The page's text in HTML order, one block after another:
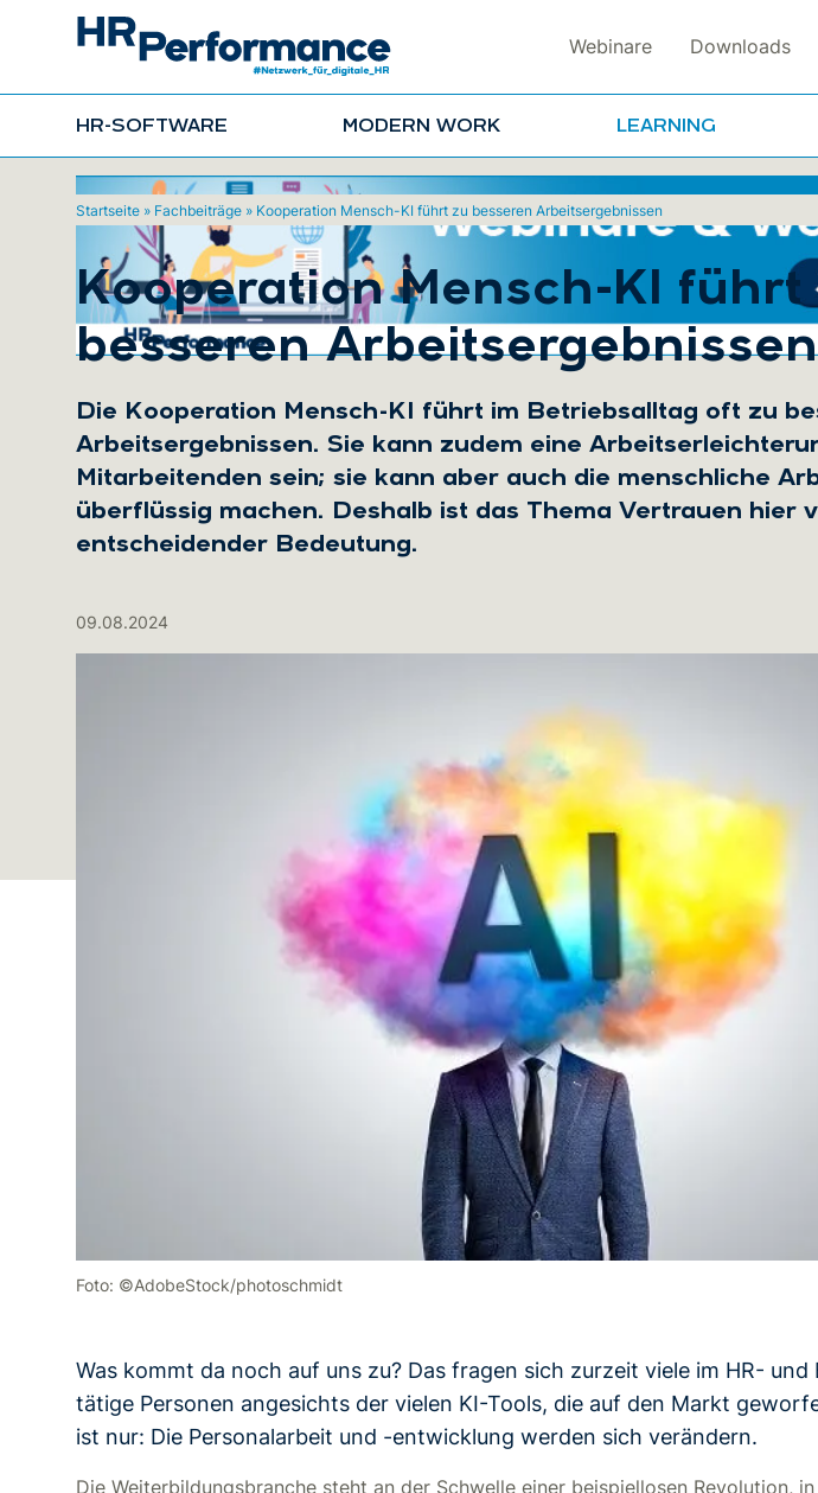
Webinare Downloads
HR-SOFTWARE MODERN WORK LEARNING
Startseite » Fachbeiträge » Kooperation Mensch-KI führt zu besseren Arbeitsergebnissen
Kooperation Mensch-KI führt
besseren Arbeitsergebnissen
Die Kooperation Mensch-KI führt im Betriebsalltag oft zu
Arbeitsergebnissen. Sie kann zudem eine
Mitarbeitenden sein; sie kann aber auch die menschliche
überflüssig machen. Deshalb ist das Thema Vertrauen hier
entscheidender Bedeutung.
09.08.2024
Foto: ©AdobeStock/photoschmidt
Was kommt da noch auf uns zu? Das fragen sich zurzeit viele im HR- und
tätige Personen angesichts der vielen KI-Tools, die auf den Markt
ist nur: Die Personalarbeit und -entwicklung werden sich verändern.
Die Weiterbildungsbranche steht an der Schwelle einer beispiellosen Revolution,